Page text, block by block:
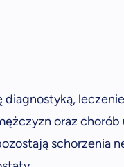
diagnostyką,
oraz
schorzenia